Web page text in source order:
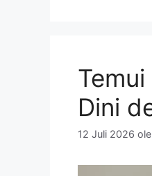
Dini
12 Juli 2026